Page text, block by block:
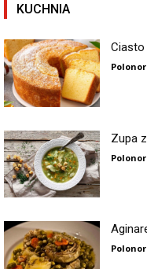
KUCHNIA
Zupa